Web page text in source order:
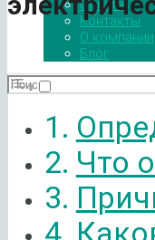
Оплата
Контакты
О компании
Блог
Что